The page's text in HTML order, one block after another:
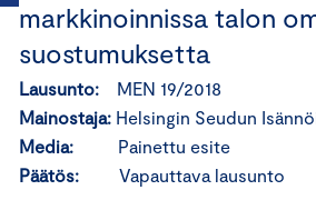
markkinoinnissa talon
suostumuksetta
Lausunto: MEN 19/2018
Mainostaja: Helsingin Seudun
Media:
Painettu esite
Päätös: Vapauttava lausunto